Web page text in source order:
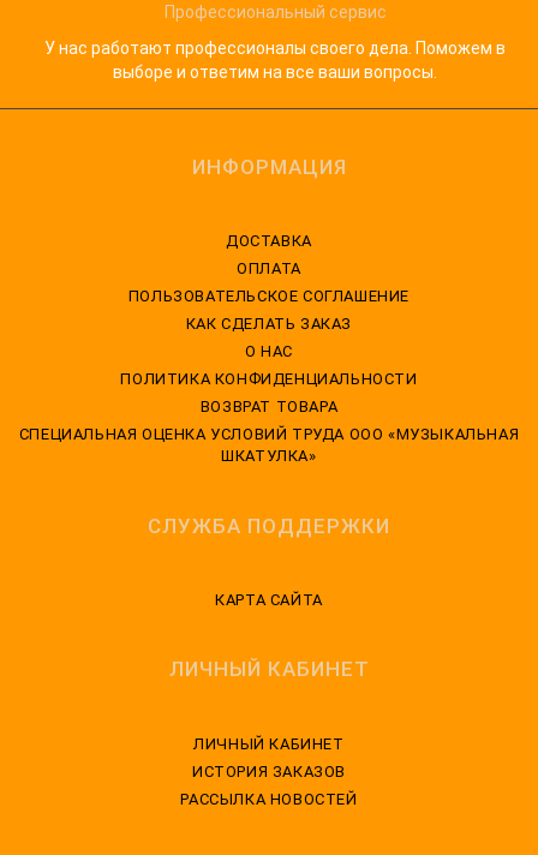
Профессиональный сервис
У нас работают профессионалы своего дела. Поможем в
выборе и ответим на все ваши вопросы.
ИНФОРМАЦИЯ
ДОСТАВКА
ОПЛАТА
ПОЛЬЗОВАТЕЛЬСКОЕ СОГЛАШЕНИЕ
КАК СДЕЛАТЬ ЗАКАЗ
О НАС
ПОЛИТИКА КОНФИДЕНЦИАЛЬНОСТИ
ВОЗВРАТ ТОВАРА
CПЕЦИАЛЬНАЯ ОЦЕНКА УСЛОВИЙ ТРУДА ООО «МУЗЫКАЛЬНАЯ
ШКАТУЛКА»
СЛУЖБА ПОДДЕРЖКИ
КАРТА САЙТА
ЛИЧНЫЙ КАБИНЕТ
ЛИЧНЫЙ КАБИНЕТ
ИСТОРИЯ ЗАКАЗОВ
РАССЫЛКА НОВОСТЕЙ